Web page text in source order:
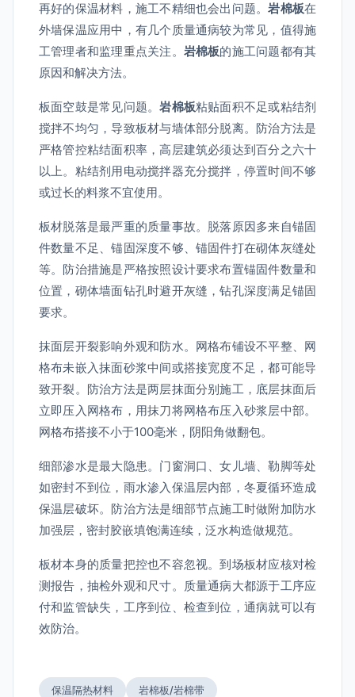
再好的保温材料，施工不精细也会出问题。岩棉板在
外墙保温应用中，有几个质量通病较为常见，值得施
工管理者和监理重点关注。 岩棉板的施工问题都有其
原因和解决方法。
板面空鼓是常见问题。岩棉板粘贴面积不足或粘结剂
搅拌不均匀，导致板材与墙体部分脱离。防治方法是
严格管控粘结面积率，高层建筑必须达到百分之六十
以上。粘结剂用电动搅拌器充分搅拌，停置时间不够
或过长的料浆不宜使用。
板材脱落是最严重的质量事故。脱落原因多来自锚固
件数量不足、锚固深度不够、锚固件打在砌体灰缝处
等。防治措施是严格按照设计要求布置锚固件数量和
位置，砌体墙面钻孔时避开灰缝，钻孔深度满足锚固
要求。
抹面层开裂影响外观和防水。网格布铺设不平整、网
格布未嵌入抹面砂浆中间或搭接宽度不足，都可能导
致开裂。防治方法是两层抹面分别施工，底层抹面后
立即压入网格布，用抹刀将网格布压入砂浆层中部。
网格布搭接不小于100毫米，阴阳角做翻包。
细部渗水是最大隐患。门窗洞口、女儿墙、勒脚等处
如密封不到位，雨水渗入保温层内部，冬夏循环造成
保温层破坏。防治方法是细部节点施工时做附加防水
加强层，密封胶嵌填饱满连续，泛水构造做规范。
板材本身的质量把控也不容忽视。到场板材应核对检
测报告，抽检外观和尺寸。质量通病大都源于工序应
付和监管缺失，工序到位、检查到位，通病就可以有
效防治。
保温隔热材料 岩棉板/岩棉带